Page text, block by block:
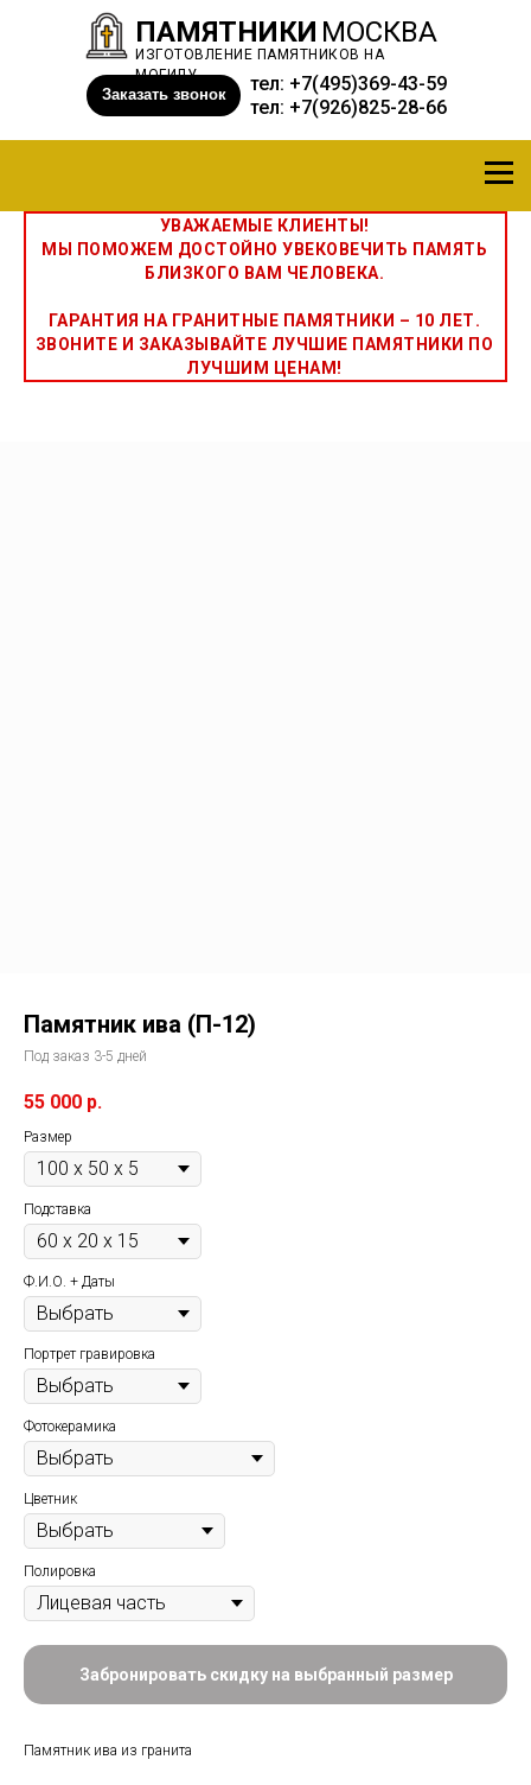
Заказать звонок тел: +7(495)369-43-59
тел: +7(926)825-28-66
ПАМЯТНИКИ МОСКВА
ИЗГОТОВЛЕНИЕ ПАМЯТНИКОВ НА
МОГИЛУ
УВАЖАЕМЫЕ КЛИЕНТЫ!
МЫ ПОМОЖЕМ ДОСТОЙНО УВЕКОВЕЧИТЬ ПАМЯТЬ
БЛИЗКОГО ВАМ ЧЕЛОВЕКА.
ГАРАНТИЯ НА ГРАНИТНЫЕ ПАМЯТНИКИ – 10 ЛЕТ.
ЗВОНИТЕ И ЗАКАЗЫВАЙТЕ ЛУЧШИЕ ПАМЯТНИКИ ПО
ЛУЧШИМ ЦЕНАМ!
Памятник ива (П-12)
Под заказ 3-5 дней
55 000 р.
Размер
Подставка
Ф.И.О. + Даты
Портрет гравировка
Фотокерамика
Цветник
Полировка
Забронировать скидку на выбранный размер
Памятник ива из гранита